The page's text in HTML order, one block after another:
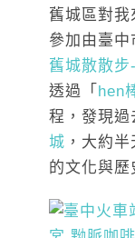
舊城區對
參加由臺中
舊城散散
透過「 hen
程，發現過
城 ，大約
的文化與歷